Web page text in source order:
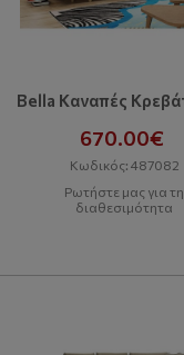
670.00€
Κωδικός: 487082
Ρωτήστε μας για τη
διαθεσιμότητα